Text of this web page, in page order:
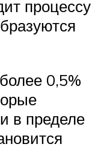
процессу
0,5%
в пределе